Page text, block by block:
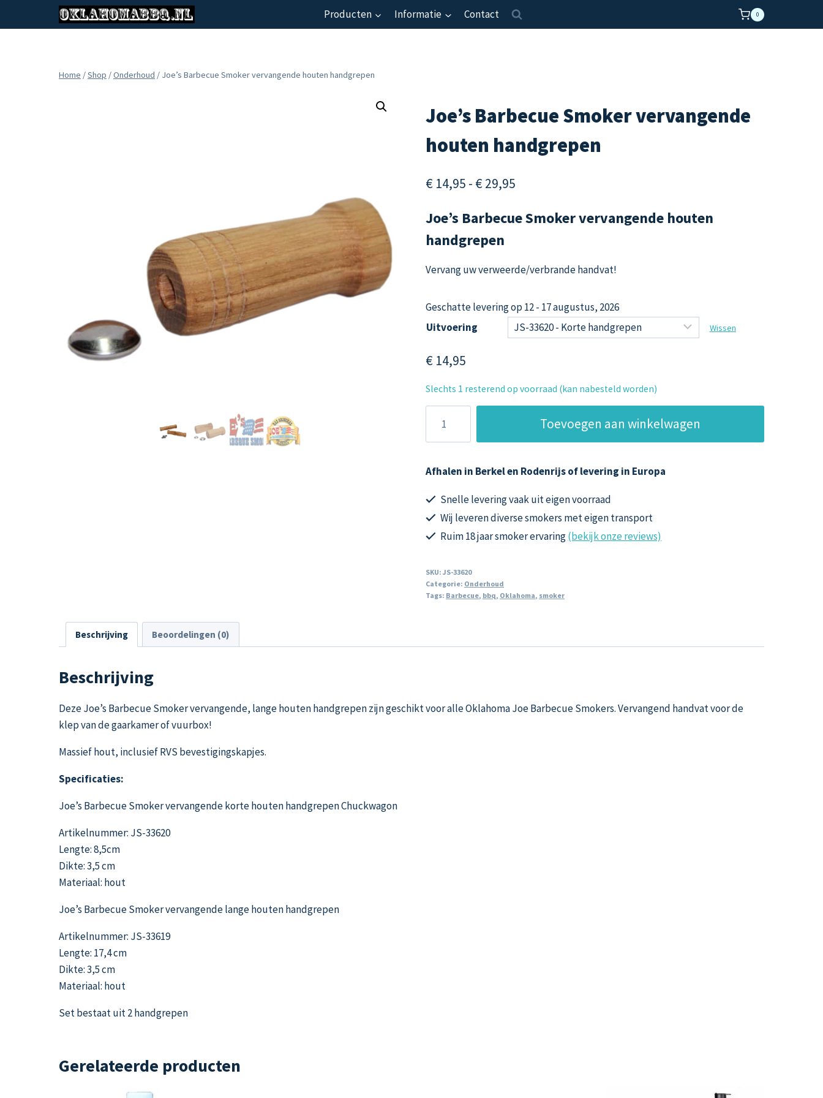
Producten Informatie Contact 0
Home /Shop /Onderhoud / Joe’s Barbecue Smoker vervangende houten handgrepen
Joe’s Barbecue Smoker vervangende
houten handgrepen
€ 14,95 - € 29,95
tot
Joe’s Barbecue Smoker vervangende houten
handgrepen
Vervang uw verweerde/verbrande handvat!
Geschatte levering op 12 - 17 augustus, 2026
Uitvoering
Wissen
€ 14,95
Slechts 1 resterend op voorraad (kan nabesteld worden)
Barbecue
Smoker
houten
handgrepen
aantal
Toevoegen aan winkelwagen
Afhalen in Berkel en Rodenrijs of levering in Europa
Snelle levering vaak uit eigen voorraad
Wij leveren diverse smokers met eigen transport
Ruim 18 jaar smoker ervaring(bekijk onze reviews)
SKU:JS-33620
Categorie: Onderhoud
Tags: Barbecue, bbq, Oklahoma, smoker
Beschrijving Beoordelingen (0)
Beschrijving
Deze Joe’s Barbecue Smoker vervangende, lange houten handgrepen zijn geschikt voor alle Oklahoma Joe Barbecue Smokers. Vervangend handvat voor de
klep van de gaarkamer of vuurbox!
Massief hout, inclusief RVS bevestigingskapjes.
Specificaties:
Joe’s Barbecue Smoker vervangende korte houten handgrepen Chuckwagon
Artikelnummer: JS-33620
Lengte: 8,5cm
Dikte: 3,5 cm
Materiaal: hout
Joe’s Barbecue Smoker vervangende lange houten handgrepen
Artikelnummer: JS-33619
Lengte: 17,4 cm
Dikte: 3,5 cm
Materiaal: hout
Set bestaat uit 2 handgrepen
Gerelateerde producten